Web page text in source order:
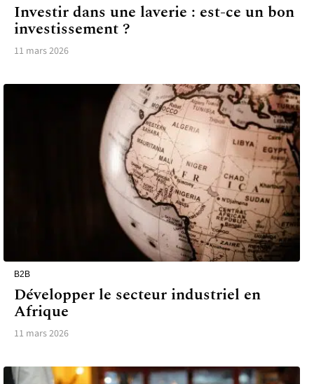
Investir dans une laverie : est-ce un bon
investissement ?
11 mars 2026
B2B
Développer le secteur industriel en
Afrique
11 mars 2026